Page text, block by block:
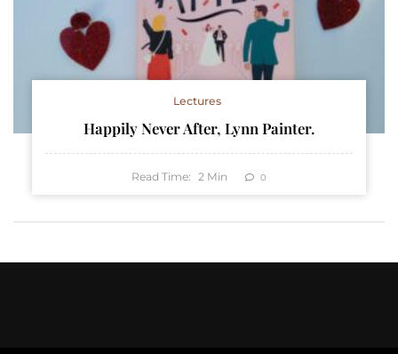
Lectures
Happily Never After, Lynn Painter.
Read Time: 2 Min 0